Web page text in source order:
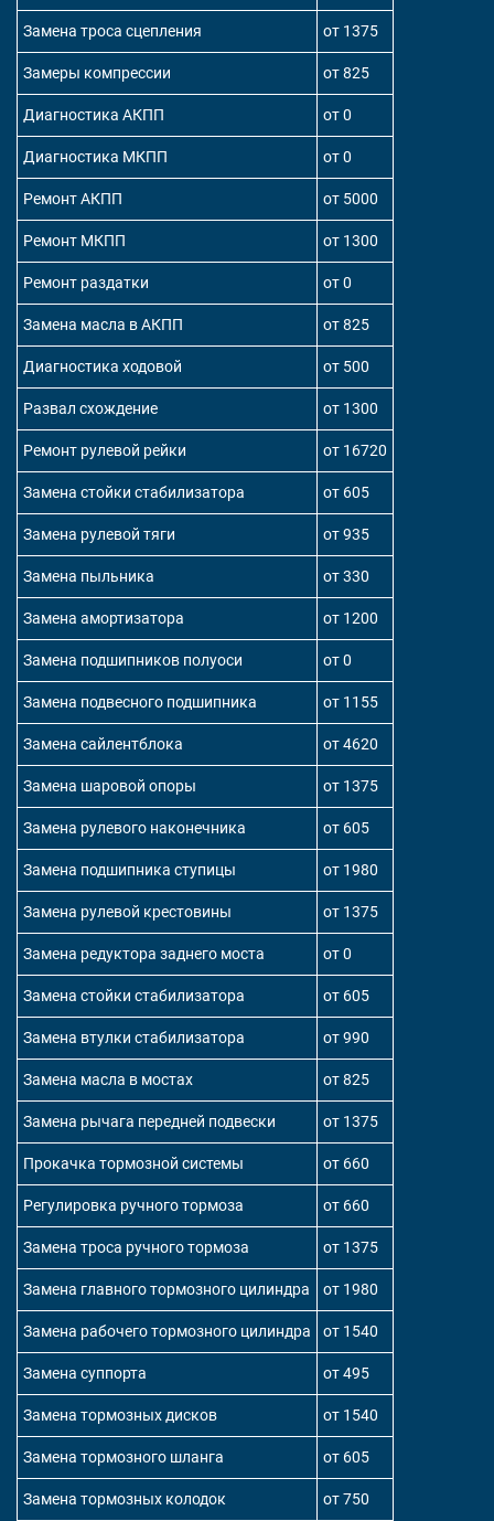
Замена троса сцепления от 1375
Замеры компрессии от 825
Диагностика АКПП от 0
Диагностика МКПП от 0
Ремонт АКПП от 5000
Ремонт МКПП от 1300
Ремонт раздатки от 0
Замена масла в АКПП от 825
Диагностика ходовой от 500
Развал схождение от 1300
Ремонт рулевой рейки от 16720
Замена стойки стабилизатора от 605
Замена рулевой тяги от 935
Замена пыльника от 330
Замена амортизатора от 1200
Замена подшипников полуоси от 0
Замена подвесного подшипника от 1155
Замена сайлентблока от 4620
Замена шаровой опоры от 1375
Замена рулевого наконечника от 605
Замена подшипника ступицы от 1980
Замена рулевой крестовины от 1375
Замена редуктора заднего моста от 0
Замена стойки стабилизатора от 605
Замена втулки стабилизатора от 990
Замена масла в мостах от 825
Замена рычага передней подвески от 1375
Прокачка тормозной системы от 660
Регулировка ручного тормоза от 660
Замена троса ручного тормоза от 1375
Замена главного тормозного цилиндра от 1980
Замена рабочего тормозного цилиндра от 1540
Замена суппорта от 495
Замена тормозных дисков от 1540
Замена тормозного шланга от 605
Замена тормозных колодок от 750